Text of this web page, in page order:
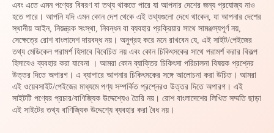
এবং এতে এমন পণ্যের বিবরণ বা তথ্য থাকতে পারে যা আপনার দেশের জন্য প্রযোজ্য নাও
হতে পারে। আপনি যদি এমন কোন দেশ থেকে এই তথ্যগুলো দেখে থাকেন, যা আপনার দেশের
স্থানীয় আইন, নিয়ন্ত্রক সংস্থা, নিবন্ধন বা ব্যবহার প্রক্রিয়ার সাথে সামঞ্জস্যপূর্ণ নয়,
সেক্ষেত্রে রোশ বাংলাদেশ দায়বদ্ধ নয়। অনুগ্রহ করে মনে রাখবেন যে, এই সাইট/পেইজের
তথ্য মেডিকেল পরামর্শ হিসাবে বিবেচিত নয় এবং কোন চিকিৎসকের সাথে পরামর্শ করার বিকল্প
হিসাবেও ব্যবহার করা যাবেনা । আমরা কোন ব্যাক্তির চিকিৎসা পরিচালনা বিষয়ক প্রশ্নের
উত্তর দিতে অপারগ। এ ব্যাপারে আপনার চিকিৎসকের সঙ্গে আলোচনা করা উচিত। আমরা
এই ওয়েবসাইট/পেইজের মাধ্যমে পণ্য সম্পর্কিত প্রশ্নেরও উত্তর দিতে অপারগ। এই
সাইটটি পণ্যের প্রচার/বাণিজ্যিক উদ্দেশ্যেও তৈরি নয়। রোশ বাংলাদেশের লিখিত সম্মতি ছাড়া
এই সাইটের তথ্য বাণিজ্যিক উদ্দেশ্যে ব্যবহার করা বৈধ নয়।